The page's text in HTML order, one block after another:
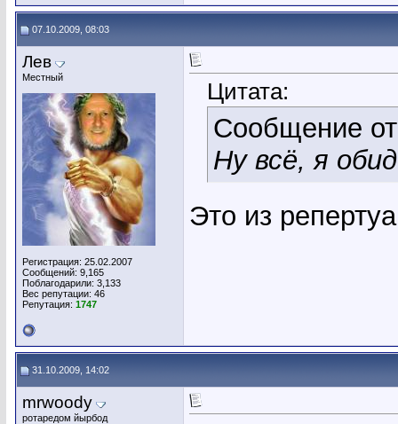
07.10.2009, 08:03
Лев
Местный
Регистрация: 25.02.2007
Сообщений: 9,165
Поблагодарили: 3,133
Вес репутации: 46
Репутация: 1747
Цитата:
Сообщение
Ну всё, я
Это из
31.10.2009, 14:02
mrwoody
ротаредом йырбод